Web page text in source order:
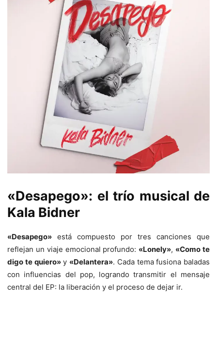
«Desapego»: el trío musical de
Kala Bidner
«Desapego» está compuesto por tres canciones que
reflejan un viaje emocional profundo: «Lonely», «Como te
digo te quiero»y «Delantera». Cada tema fusiona baladas
con influencias del pop, logrando transmitir el mensaje
central del EP: la liberación y el proceso de dejar ir.